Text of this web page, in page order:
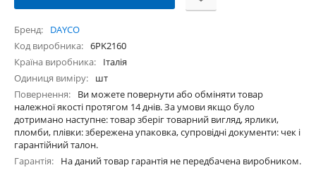
Бренд
DAYCO
Код виробника
6PK2160
Країна виробника
Італія
Одиниця виміру
шт
Повернення
Ви можете повернути або обміняти товар
належної якості протягом 14 днів. За умови якщо було
дотримано наступне: товар зберіг товарний вигляд, ярлики,
пломби, плівки: збережена упаковка, супровідні документи: чек і
гарантійний талон.
Гарантія
На даний товар гарантія не передбачена виробником.